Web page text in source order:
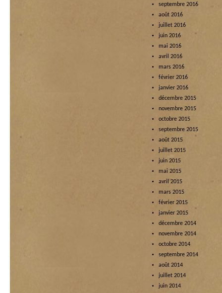
septembre 2016
août 2016
juillet 2016
juin 2016
mai 2016
avril 2016
mars 2016
février 2016
janvier 2016
décembre 2015
novembre 2015
octobre 2015
septembre 2015
août 2015
juillet 2015
juin 2015
mai 2015
avril 2015
mars 2015
février 2015
janvier 2015
décembre 2014
novembre 2014
octobre 2014
septembre 2014
août 2014
juillet 2014
juin 2014